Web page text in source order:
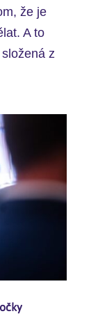
že je
A to
z